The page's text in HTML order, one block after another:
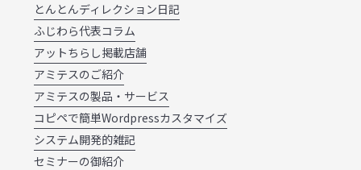
とんとんディレクション日記
ふじわら代表コラム
アットちらし掲載店舗
アミテスのご紹介
アミテスの製品・サービス
コピペで簡単Wordpressカスタマイズ
システム開発的雑記
セミナーの御紹介